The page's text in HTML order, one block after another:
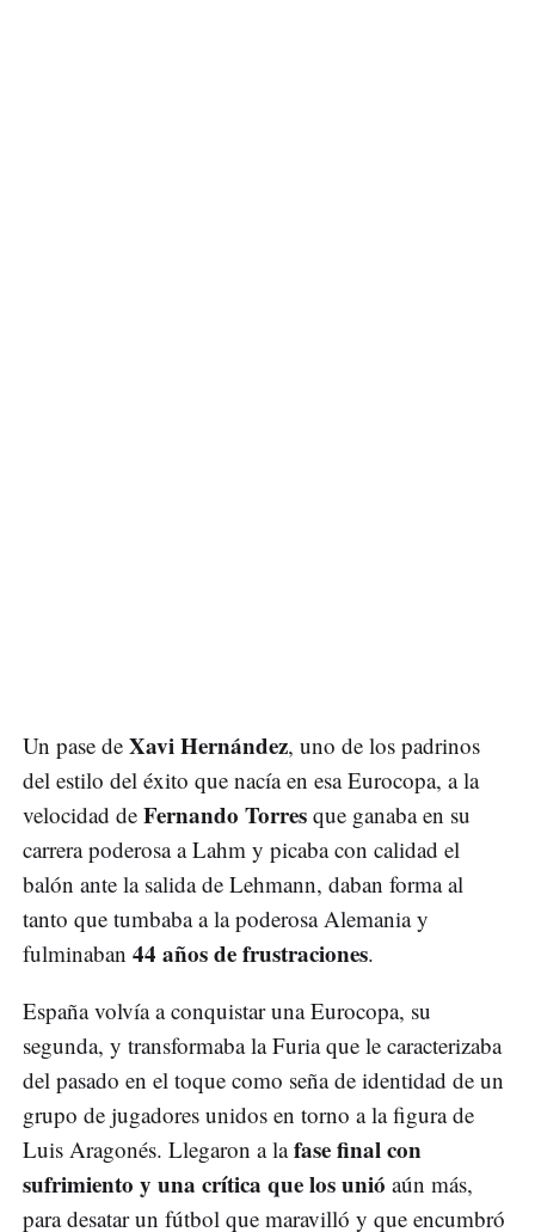
Un pase de Xavi Hernández, uno de los padrinos
del estilo del éxito que nacía en esa Eurocopa, a la
velocidad de Fernando Torres que ganaba en su
carrera poderosa a Lahm y picaba con calidad el
balón ante la salida de Lehmann, daban forma al
tanto que tumbaba a la poderosa Alemania y
fulminaban 44 años de frustraciones.
España volvía a conquistar una Eurocopa, su
segunda, y transformaba la Furia que le caracterizaba
del pasado en el toque como seña de identidad de un
grupo de jugadores unidos en torno a la figura de
Luis Aragonés. Llegaron a lafase final con
sufrimiento y una crítica que los unió aún más,
para desatar un fútbol que maravilló y que encumbró